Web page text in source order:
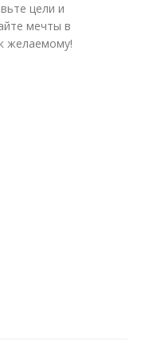
цели и
мечты в
желаемому!